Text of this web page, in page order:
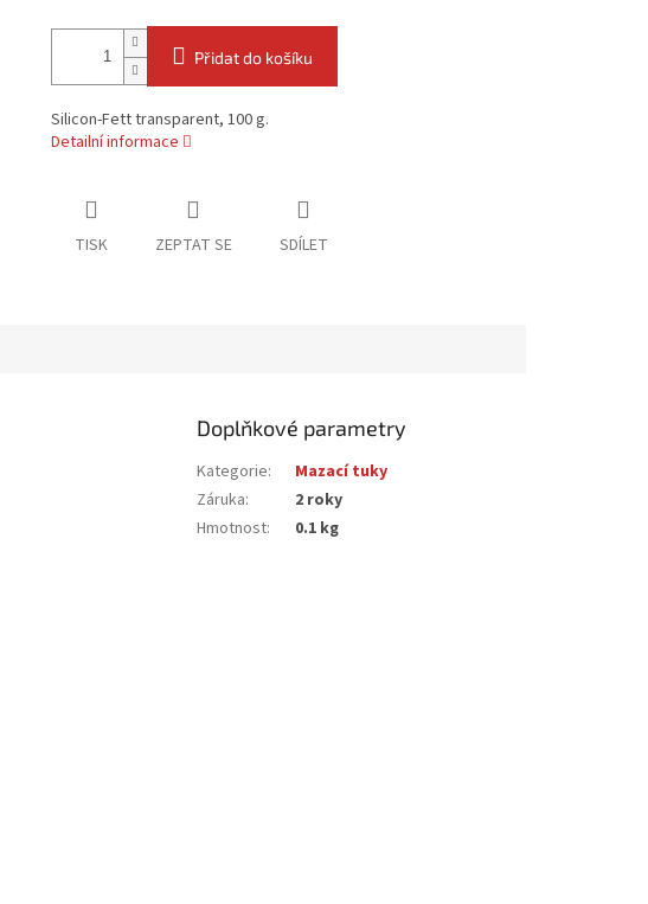
Přidat do košíku
Silicon-Fett transparent, 100 g.
Detailní informace
TISK ZEPTAT SE SDÍLET
Doplňkové parametry
Kategorie:
Mazací tuky
Záruka:
2 roky
Hmotnost: 0.1 kg